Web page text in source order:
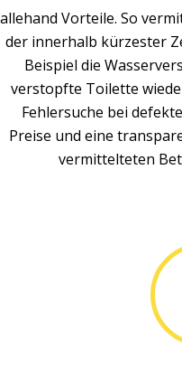
allehand Vorteile. So
der innerhalb kürzester
Beispiel die
verstopfte Toilette
Fehlersuche bei
Preise und eine
vermittelteten